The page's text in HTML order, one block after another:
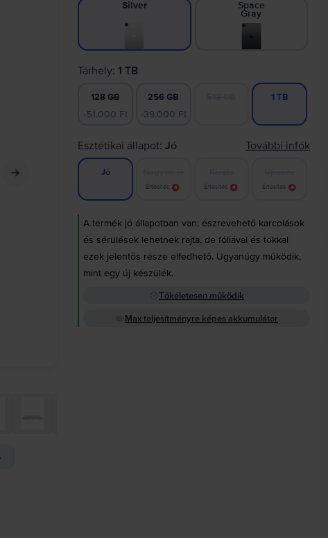
Silver Space
Gray
Tárhely: 1 TB
128 GB
-51.000 Ft
256 GB
-39.000 Ft
1 TB
Esztétikai állapot:Jó További infók
Jó
Értesítés Értesítés Értesítés
A termék jó állapotban van; észrevehető karcolások
és sérülések lehetnek rajta, de fóliával és tokkal
ezek jelentős része elfedhető. Ugyanúgy működik,
mint egy új készülék.
Tökéletesen működik
Max teljesítményre képes akkumulátor